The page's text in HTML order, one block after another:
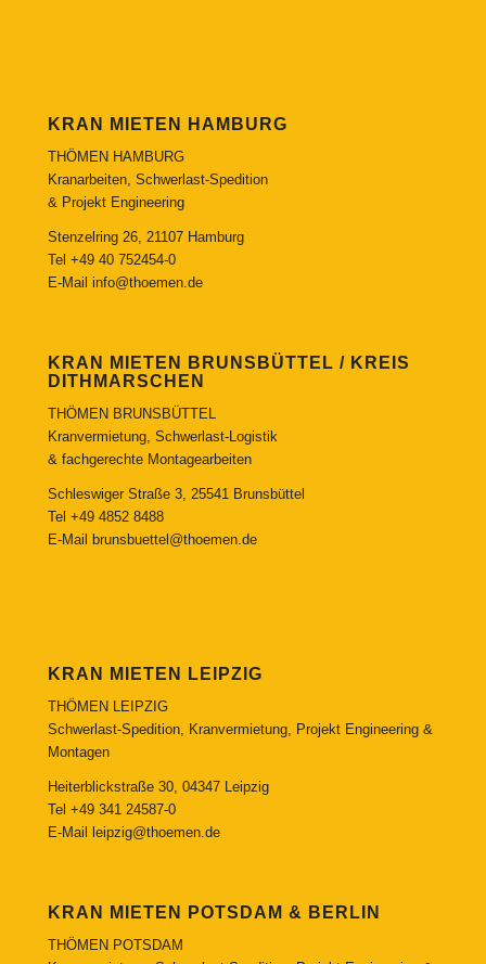
KRAN MIETEN HAMBURG
THÖMEN HAMBURG
Kranarbeiten, Schwerlast-Spedition
& Projekt Engineering
Stenzelring 26, 21107 Hamburg
Tel +49 40 752454-0
E-Mail info@thoemen.de
KRAN MIETEN BRUNSBÜTTEL / KREIS
DITHMARSCHEN
THÖMEN BRUNSBÜTTEL
Kranvermietung, Schwerlast-Logistik
& fachgerechte Montagearbeiten
Schleswiger Straße 3, 25541 Brunsbüttel
Tel +49 4852 8488
E-Mail
brunsbuettel@thoemen.de
KRAN MIETEN LEIPZIG
THÖMEN LEIPZIG
Schwerlast-Spedition, Kranvermietung, Projekt Engineering &
Montagen
Heiterblickstraße 30, 04347 Leipzig
Tel +49 341 24587-0
E-Mail
leipzig@thoemen.de
KRAN MIETEN POTSDAM & BERLIN
THÖMEN POTSDAM